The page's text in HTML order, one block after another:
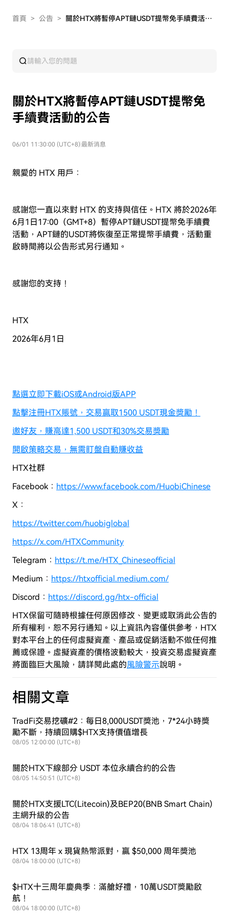
首頁 > 公告 > 關於HTX將暫停APT鏈USDT提幣免手續費活動的公告
關於HTX將暫停APT鏈USDT提幣免
手續費活動的公告
06/01 11:30:00 (UTC+8)最新消息
親愛的 HTX 用戶：
感謝您一直以來對 HTX 的支持與信任。HTX 將於2026年
6月1日17:00（GMT+8）暫停APT鏈USDT提幣免手續費
活動，APT鏈的USDT將恢復至正常提幣手續費，活動重
啟時間將以公告形式另行通知。
感謝您的支持！
HTX
2026年6月1日
點選立即下載iOS或Android版APP
點擊注冊HTX賬號，交易贏取1500 USDT現金獎勵！
邀好友，賺高達1,500 USDT和30%交易獎勵
開啟策略交易，無需盯盤自動賺收益
HTX社群
Facebook： https://www.facebook.com/HuobiChinese
X：
https://twitter.com/huobiglobal
https://x.com/HTXCommunity
Telegram： https://t.me/HTX_Chineseofficial
Medium： https://htxofficial.medium.com/
Discord： https://discord.gg/htx-official
HTX保留可隨時根據任何原因修改、變更或取消此公告的
所有權利，恕不另行通知。以上資訊內容僅供參考，HTX
對本平台上的任何虛擬資產、產品或促銷活動不做任何推
薦或保證。虛擬資產的價格波動較大，投資交易虛擬資產
將面臨巨大風險， 請詳閱此處的風險警示說明。
相關文章
TradFi交易挖礦#2：每日8,000USDT獎池，7*24小時獎
勵不斷，持續回購$HTX支持價值增長
08/05 12:00:00 (UTC+8)
關於HTX下線部分 USDT 本位永續合約的公告
08/05 14:50:51 (UTC+8)
關於HTX支援LTC(Litecoin)及BEP20(BNB Smart Chain)
主網升級的公告
08/04 18:06:41 (UTC+8)
HTX 13周年 x 現貨熱幣派對，贏 $50,000 周年獎池
08/04 18:00:00 (UTC+8)
$HTX十三周年慶典季：滿艙好禮，10萬USDT獎勵啟
航！
08/04 18:00:00 (UTC+8)